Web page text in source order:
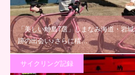
「美しい離島7選」しまなみ海道・岩
跡の出会い♪さらに積…
サイクリング記録